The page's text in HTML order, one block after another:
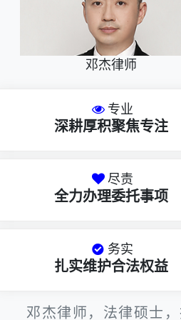
邓杰律师
专业
深耕厚积聚焦专注
尽责
全力办理委托事项
务实
扎实维护合法权益
邓杰律师，法律硕士